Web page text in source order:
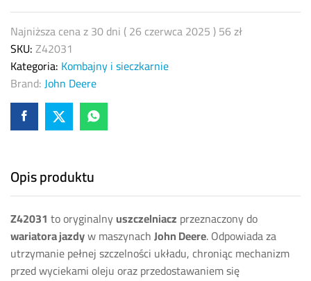
–
Oryginał
quantity
Najniższa cena z 30 dni (26 czerwca 2025)56zł
SKU:Z42031
Kategoria: Kombajny i sieczkarnie
Brand:John Deere
Opis produktu
Z42031 to oryginalnyuszczelniacz przeznaczony do
wariatora jazdyw maszynachJohn Deere. Odpowiada za
utrzymanie pełnej szczelności układu, chroniąc mechanizm
przed wyciekami oleju oraz przedostawaniem się